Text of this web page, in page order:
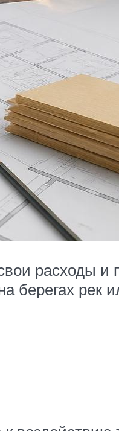
расходы и
берегах рек